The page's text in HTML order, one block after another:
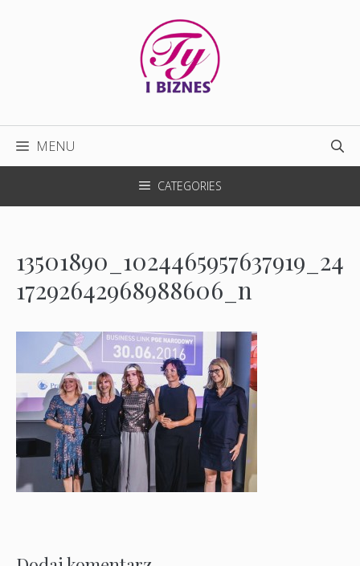
MENU
CATEGORIES
13501890_1024465957637919_24
17292642968988606_n